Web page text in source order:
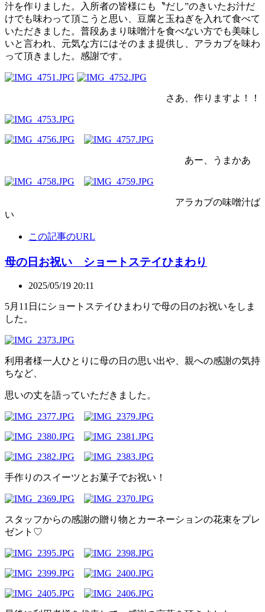
汁を作りました。入所者の皆様にも〝だし”のきいたお汁だ
けでも味わって頂こうと思い、豆腐と玉ねぎを入れて食べて
いただきました。普段あまり味噌汁を食べない方でも美味し
いと言われ、元気な方にはそのまま提供し、アラカブを味わ
って頂きました。感謝です。
さあ、作りますよ！！
あー、うまかあ
アラカブの味噌汁ば
い
この記事のURL
母の日お祝い ショートステイひまわり
2025/05/19 20:11
5月11日にショートステイひまわりで母の日のお祝いをしま
した。
利用者様一人ひとりに母の日の思い出や、親への感謝の気持
ちなど、
思いの丈を語っていただきました。
手作りのスイーツとお菓子でお祝い！
スタッフからの感謝の贈り物とカーネーションの花束をプレ
ゼント♡